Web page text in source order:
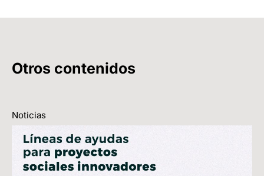
Otros contenidos
Noticias